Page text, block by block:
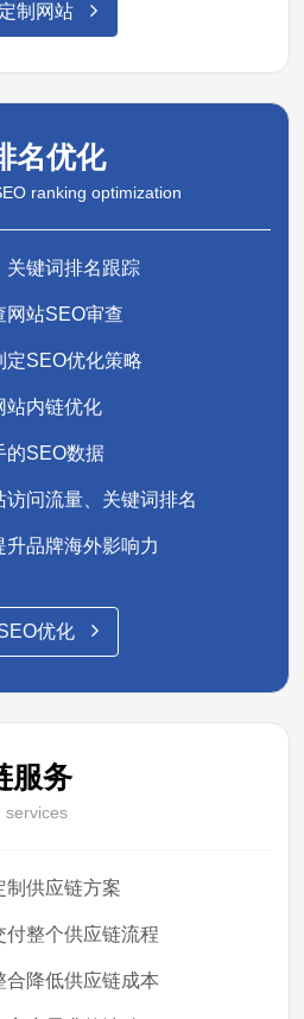
制网站
名优化
ranking optimization
关键词排名跟踪
网站SEO审查
定SEO优化策略
站内链优化
的SEO数据
问流量、关键词排名
品牌海外影响力
优化
服务
services
制供应链方案
整个供应链流程
降低供应链成本